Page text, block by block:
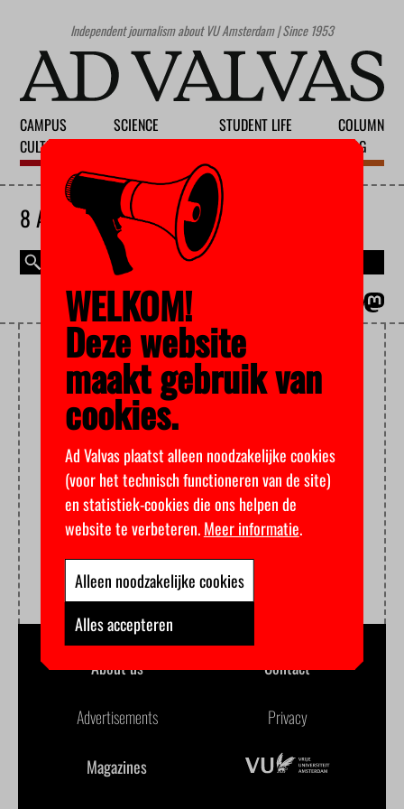
Independent journalism about VU Amsterdam | Since 1953
CAMPUS
CULTURE
SCIENCE
STUDENT LIFE
COLUMN
BLOG
8 AUGUST 2026
MAGAZINE
MINORITIES
About us Contact
Advertisements Privacy
Magazines
WELKOM!
Deze website
maakt gebruik van
cookies.
Ad Valvas plaatst alleen noodzakelijke cookies
(voor het technisch functioneren van de site)
en statistiek-cookies die ons helpen de
website te verbeteren.Meer informatie.
Alleen noodzakelijke cookies
Alles accepteren